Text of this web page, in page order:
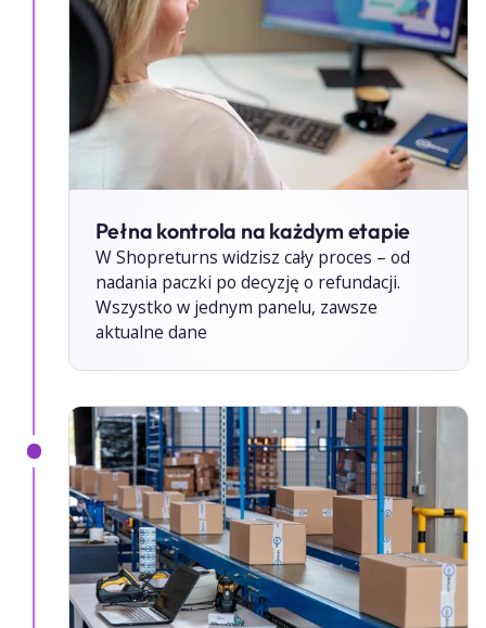
Pełna kontrola na każdym etapie
W Shopreturns widzisz cały proces – od
nadania paczki po decyzję o refundacji.
Wszystko w jednym panelu, zawsze
aktualne dane